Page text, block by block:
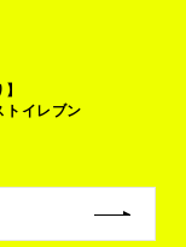
トイレブン